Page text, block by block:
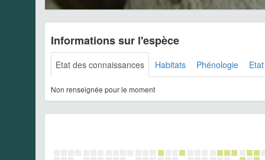
Informations sur l'espèce
Etat des connaissances Habitats Phénologie
Non renseignée pour le moment